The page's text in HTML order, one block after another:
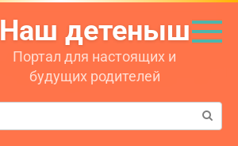
Наш детеныш
Портал для настоящих и
будущих родителей